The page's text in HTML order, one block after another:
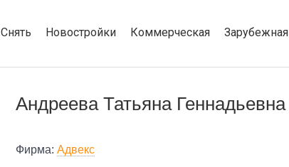
Снять Новостройки Коммерческая Зарубежная
Андреева Татьяна Геннадьевна
Фирма: Адвекс